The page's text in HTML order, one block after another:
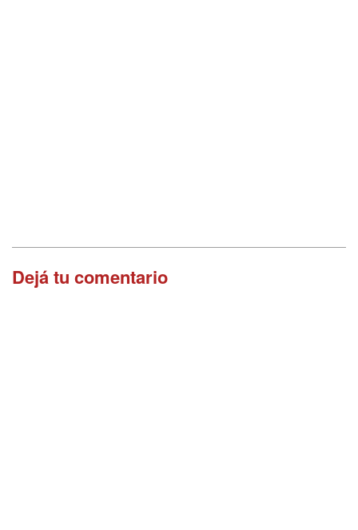
Dejá tu comentario